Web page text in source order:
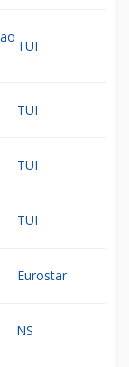
TUI
TUI
TUI
TUI
Eurostar
NS